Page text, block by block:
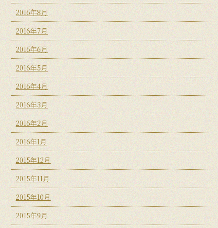
2016年8月
2016年7月
2016年6月
2016年5月
2016年4月
2016年3月
2016年2月
2016年1月
2015年12月
2015年11月
2015年10月
2015年9月